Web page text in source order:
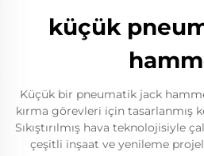
küçük
Küçük bir pneumatik jack
kırma görevleri için tasarlanmış
Sıkıştırılmış hava teknolojisiyle
çeşitli inşaat ve yenileme